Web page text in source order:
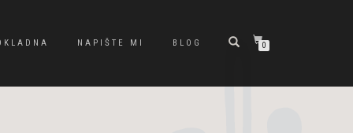
NAPIŠTE MI BLOG 0